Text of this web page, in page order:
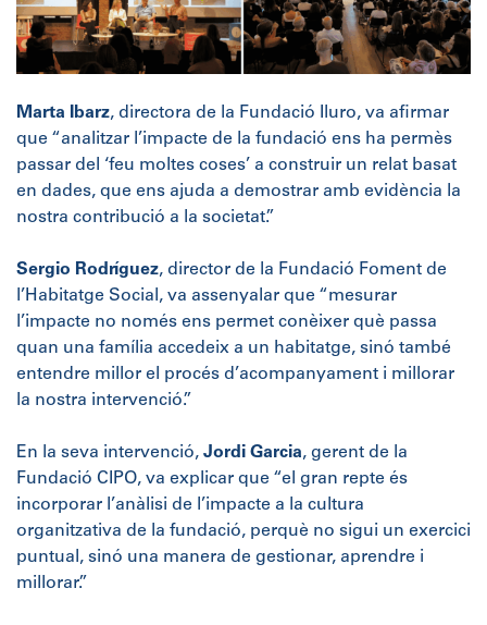
Marta Ibarz, directora de la Fundació Iluro, va afirmar
que “analitzar l’impacte de la fundació ens ha permès
passar del ‘feu moltes coses’ a construir un relat basat
en dades, que ens ajuda a demostrar amb evidència la
nostra contribució a la societat.”
Sergio Rodríguez, director de la Fundació Foment de
l’Habitatge Social, va assenyalar que “mesurar
l’impacte no només ens permet conèixer què passa
quan una família accedeix a un habitatge, sinó també
entendre millor el procés d’acompanyament i millorar
la nostra intervenció.”
En la seva intervenció, Jordi Garcia, gerent de la
Fundació CIPO, va explicar que “el gran repte és
incorporar l’anàlisi de l’impacte a la cultura
organitzativa de la fundació, perquè no sigui un exercici
puntual, sinó una manera de gestionar, aprendre i
millorar.”